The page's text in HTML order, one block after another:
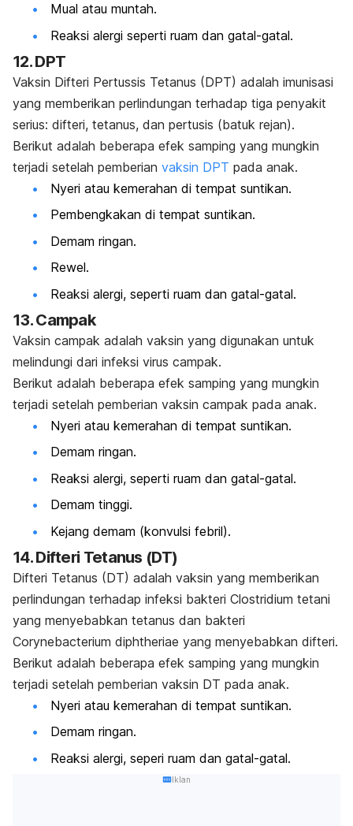
Mual atau muntah.
Reaksi alergi seperti ruam dan gatal-gatal.
12. DPT
Vaksin Difteri Pertussis Tetanus (DPT) adalah imunisasi
yang memberikan perlindungan terhadap tiga penyakit
serius: difteri, tetanus, dan pertusis (batuk rejan).
Berikut adalah beberapa efek samping yang mungkin
terjadi setelah pemberian vaksin DPT pada anak.
Nyeri atau kemerahan di tempat suntikan.
Pembengkakan di tempat suntikan.
Demam ringan.
Rewel.
Reaksi alergi, seperti ruam dan gatal-gatal.
13. Campak
Vaksin campak adalah vaksin yang digunakan untuk
melindungi dari infeksi virus campak.
Berikut adalah beberapa efek samping yang mungkin
terjadi setelah pemberian vaksin campak pada anak.
Nyeri atau kemerahan di tempat suntikan.
Demam ringan.
Reaksi alergi, seperti ruam dan gatal-gatal.
Demam tinggi.
Kejang demam (konvulsi febril).
14. Difteri Tetanus (DT)
Difteri Tetanus (DT) adalah vaksin yang memberikan
perlindungan terhadap infeksi bakteri Clostridium tetani
yang menyebabkan tetanus dan bakteri
Corynebacterium diphtheriae yang menyebabkan difteri.
Berikut adalah beberapa efek samping yang mungkin
terjadi setelah pemberian vaksin DT pada anak.
Nyeri atau kemerahan di tempat suntikan.
Demam ringan.
Reaksi alergi, seperi ruam dan gatal-gatal.
Iklan